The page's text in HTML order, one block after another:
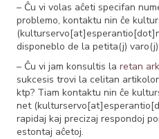
– Ĉu vi volas aĉeti specifan
problemo, kontaktu nin ĉe
disponeblo de la petita(j)
– Ĉu vi jam konsultis la retan
sukcesis trovi la celitan
ktp? Tiam kontaktu nin ĉe
net
rapidaj kaj precizaj respondoj
estontaj aĉetoj.